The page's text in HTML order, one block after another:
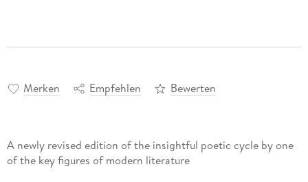
Merken Empfehlen Bewerten
A newly revised edition of the insightful poetic cycle by one
of the key figures of modern literature